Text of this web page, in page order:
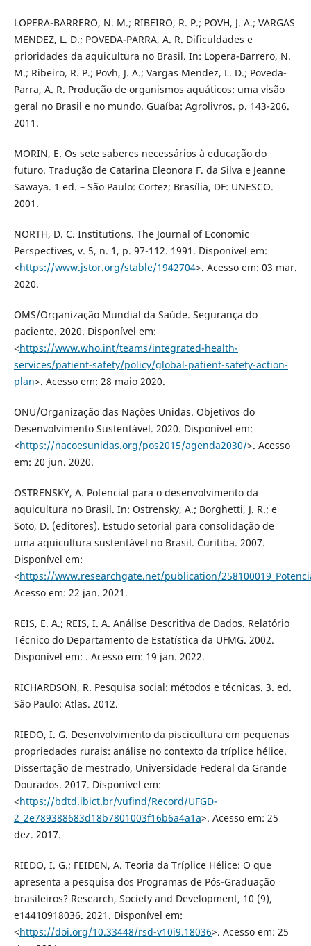
LOPERA-BARRERO, N. M.; RIBEIRO, R. P.; POVH, J. A.; VARGAS
MENDEZ, L. D.; POVEDA-PARRA, A. R. Dificuldades e
prioridades da aquicultura no Brasil. In: Lopera-Barrero, N.
M.; Ribeiro, R. P.; Povh, J. A.; Vargas Mendez, L. D.; Poveda-
Parra, A. R. Produção de organismos aquáticos: uma visão
geral no Brasil e no mundo. Guaíba: Agrolivros. p. 143-206.
2011.
MORIN, E. Os sete saberes necessários à educação do
futuro. Tradução de Catarina Eleonora F. da Silva e Jeanne
Sawaya. 1 ed. – São Paulo: Cortez; Brasília, DF: UNESCO.
2001.
NORTH, D. C. Institutions. The Journal of Economic
Perspectives, v. 5, n. 1, p. 97-112. 1991. Disponível em:
<https://www.jstor.org/stable/1942704>. Acesso em: 03 mar.
2020.
OMS/Organização Mundial da Saúde. Segurança do
paciente. 2020. Disponível em:
<https://www.who.int/teams/integrated-health-
services/patient-safety/policy/global-patient-safety-action-
plan>. Acesso em: 28 maio 2020.
ONU/Organização das Nações Unidas. Objetivos do
Desenvolvimento Sustentável. 2020. Disponível em:
<https://nacoesunidas.org/pos2015/agenda2030/>. Acesso
em: 20 jun. 2020.
OSTRENSKY, A. Potencial para o desenvolvimento da
aquicultura no Brasil. In: Ostrensky, A.; Borghetti, J. R.; e
Soto, D. (editores). Estudo setorial para consolidação de
uma aquicultura sustentável no Brasil. Curitiba. 2007.
Disponível em:
<https://www.researchgate.net/publication/
Acesso em: 22 jan. 2021.
REIS, E. A.; REIS, I. A. Análise Descritiva de Dados. Relatório
Técnico do Departamento de Estatística da UFMG. 2002.
Disponível em: . Acesso em: 19 jan. 2022.
RICHARDSON, R. Pesquisa social: métodos e técnicas. 3. ed.
São Paulo: Atlas. 2012.
RIEDO, I. G. Desenvolvimento da piscicultura em pequenas
propriedades rurais: análise no contexto da tríplice hélice.
Dissertação de mestrado, Universidade Federal da Grande
Dourados. 2017. Disponível em:
<https://bdtd.ibict.br/vufind/Record/UFGD-
2_2e789388683d18b7801003f16b6a4a1a>. Acesso em: 25
dez. 2017.
RIEDO, I. G.; FEIDEN, A. Teoria da Tríplice Hélice: O que
apresenta a pesquisa dos Programas de Pós-Graduação
brasileiros? Research, Society and Development, 10 (9),
e14410918036. 2021. Disponível em:
<https://doi.org/10.33448/rsd-v10i9.18036>. Acesso em: 25